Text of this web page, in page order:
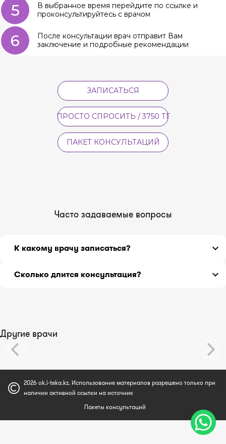
5
В выбранное время перейдите по ссылке и
проконсультируйтесь с врачом
6
После консультации врач отправит Вам
заключение и подробные рекомендации
ЗАПИСАТЬСЯ
ПРОСТО СПРОСИТЬ / 3750 ТГ
ПАКЕТ КОНСУЛЬТАЦИЙ
Часто задаваемые вопросы
К какому врачу записаться?
обратитесь к терапевту.
Сколько длится консультация?
Другие врачи
2026 ok.i-teka.kz. Использование материалов разрешено только при
наличии активной ссылки на источник
Пакеты консультаций